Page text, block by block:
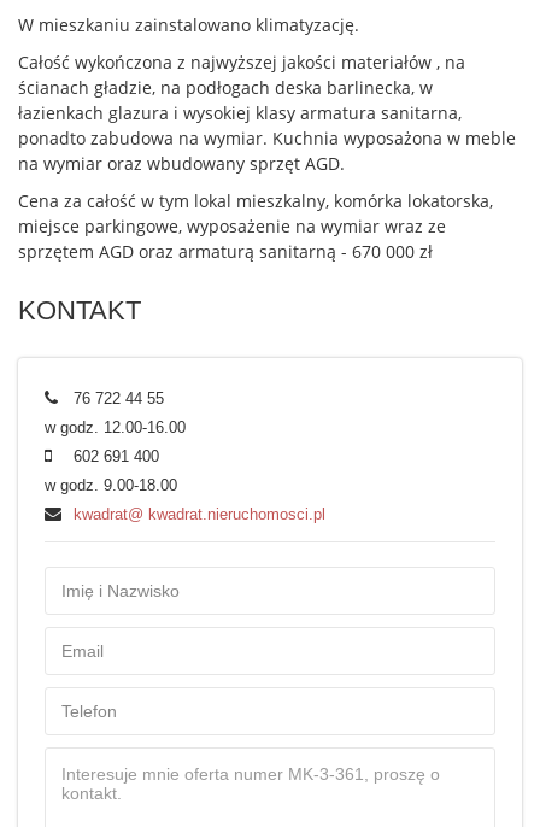
W mieszkaniu zainstalowano klimatyzację.
Całość wykończona z najwyższej jakości materiałów , na
ścianach gładzie, na podłogach deska barlinecka, w
łazienkach glazura i wysokiej klasy armatura sanitarna,
ponadto zabudowa na wymiar. Kuchnia wyposażona w meble
na wymiar oraz wbudowany sprzęt AGD.
Cena za całość w tym lokal mieszkalny, komórka lokatorska,
miejsce parkingowe, wyposażenie na wymiar wraz ze
sprzętem AGD oraz armaturą sanitarną - 670 000 zł
KONTAKT
76 722 44 55
w godz. 12.00-16.00
602 691 400
w godz. 9.00-18.00
kwadrat@ kwadrat.nieruchomosci.pl